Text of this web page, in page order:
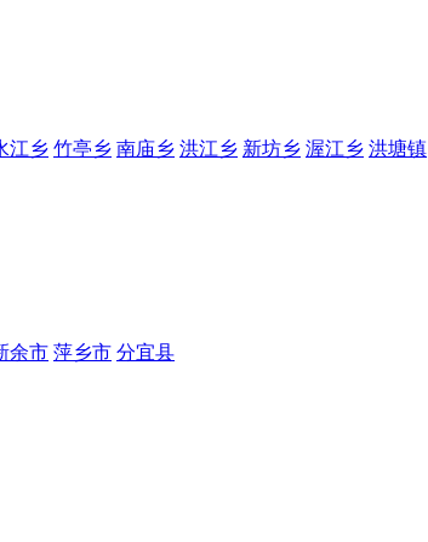
江乡 竹亭乡 南庙乡 洪江乡 新坊乡 渥江乡 洪塘镇
余市 萍乡市 分宜县